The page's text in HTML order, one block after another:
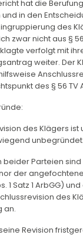
hat die
in den
des
zwar nicht aus §
verfolgt mit
weiter. Der
des § 56 TV
des Klägers
unbegründet.
beider Parteien
der
1 Satz 1 ArbGG)
des
an.
Revision